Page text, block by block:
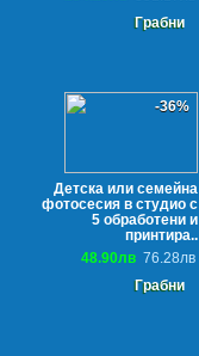
Грабни
-36%
Детска или семейна
фотосесия в студио с
5 обработени и
принтира..
48.90лв 76.28лв
Грабни